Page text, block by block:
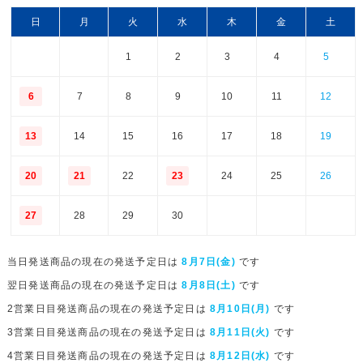
日 月 火 水 木 金 土
1 2 3 4 5
6 7 8 9 10 11 12
13 14 15 16 17 18 19
20 21 22 23 24 25 26
27 28 29 30
当日発送商品の現在の発送予定日は 8月7日(金) です
翌日発送商品の現在の発送予定日は 8月8日(土) です
2営業日目発送商品の現在の発送予定日は 8月10日(月) です
3営業日目発送商品の現在の発送予定日は 8月11日(火) です
4営業日目発送商品の現在の発送予定日は 8月12日(水) です